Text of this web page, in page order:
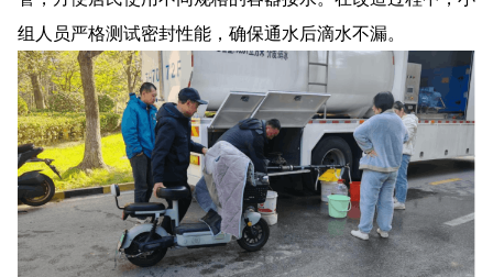
组人员严格测试密封性能，确保通水后滴水不漏。